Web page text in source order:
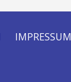
IMPRESSUM